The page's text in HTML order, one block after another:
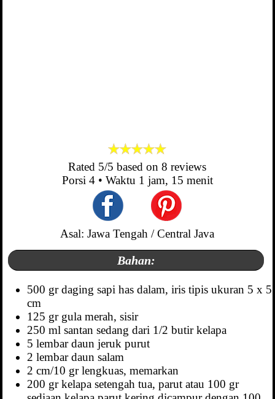
Rated 5/5 based on8 reviews
Porsi 4• Waktu 1 jam, 15 menit
Asal: Jawa Tengah / Central Java
Bahan:
500 gr daging sapi has dalam, iris tipis ukuran 5 x 5
cm
125 gr gula merah, sisir
250 ml santan sedang dari 1/2 butir kelapa
5 lembar daun jeruk purut
2 lembar daun salam
2 cm/10 gr lengkuas, memarkan
200 gr kelapa setengah tua, parut atau 100 gr